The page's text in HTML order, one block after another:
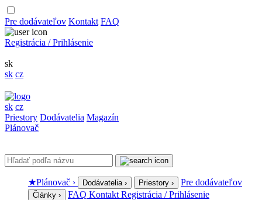
Pre dodávateľov Kontakt FAQ
Registrácia / Prihlásenie
sk
sk cz
sk cz
Priestory Dodávatelia Magazín
Plánovač
★Plánovač › Dodávatelia › Priestory › Pre dodávateľov
Články › FAQ Kontakt Registrácia / Prihlásenie